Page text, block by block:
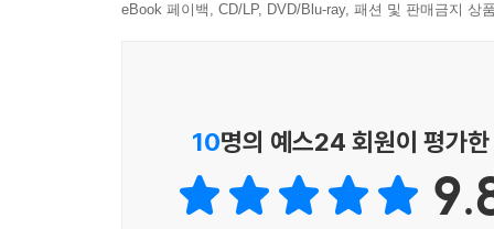
수강한 다음, 문법 교재를 빠르게 2회독 하고 여
저자는 중학교에서 영어 교사로 일하다 EBS에
아이를 기르며 직접 살펴보고 고른 추천 교재
eBook 페이백, CD/LP, DVD/Blu-ray, 패션 및 판매금지 상
10명의 예스24 회원이 평가